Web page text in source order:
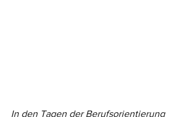
In den Tagen der Berufsorientierung